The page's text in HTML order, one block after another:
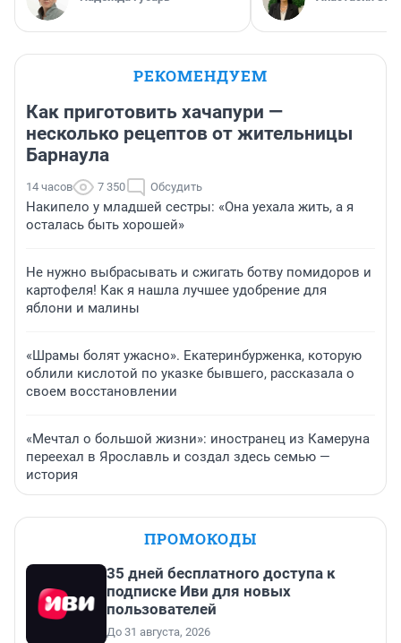
РЕКОМЕНДУЕМ
Как приготовить хачапури —
несколько рецептов от жительницы
Барнаула
14 часов 7 350 Обсудить
Накипело у младшей сестры: «Она уехала жить, а я
осталась быть хорошей»
Не нужно выбрасывать и сжигать ботву помидоров и
картофеля! Как я нашла лучшее удобрение для
яблони и малины
«Шрамы болят ужасно». Екатеринбурженка, которую
облили кислотой по указке бывшего, рассказала о
своем восстановлении
«Мечтал о большой жизни»: иностранец из Камеруна
переехал в Ярославль и создал здесь семью —
история
ПРОМОКОДЫ
35 дней бесплатного доступа к
подписке Иви для новых
пользователей
До 31 августа, 2026